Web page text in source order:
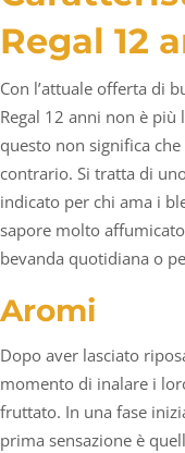
Regal 12
Con l’attuale offerta di
Regal 12 anni non è
questo non significa
contrario. Si tratta di
indicato per chi ama i
sapore molto
bevanda quotidiana o
Aromi
Dopo aver lasciato
momento di inalare i
fruttato. In una fase
prima sensazione è